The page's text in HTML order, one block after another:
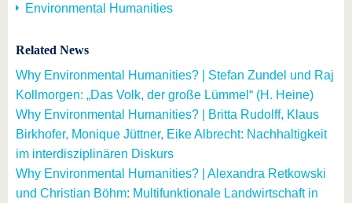
Environmental Humanities
Related News
Why Environmental Humanities? | Stefan Zundel und Raj
Kollmorgen: „Das Volk, der große Lümmel“ (H. Heine)
Why Environmental Humanities? | Britta Rudolff, Klaus
Birkhofer, Monique Jüttner, Eike Albrecht: Nachhaltigkeit
im interdisziplinären Diskurs
Why Environmental Humanities? | Alexandra Retkowski
und Christian Böhm: Multifunktionale Landwirtschaft in